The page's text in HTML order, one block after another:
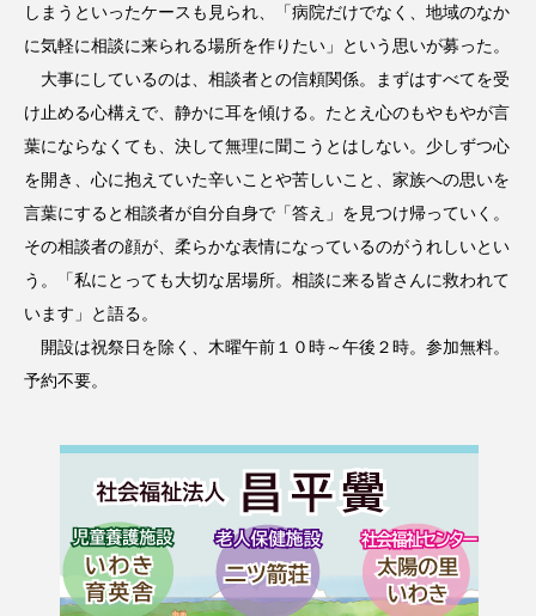
しまうといったケースも見られ、「病院だけでなく、地域のなか
に気軽に相談に来られる場所を作りたい」という思いが募った。
大事にしているのは、相談者との信頼関係。まずはすべてを受
け止める心構えで、静かに耳を傾ける。たとえ心のもやもやが言
葉にならなくても、決して無理に聞こうとはしない。少しずつ心
を開き、心に抱えていた辛いことや苦しいこと、家族への思いを
言葉にすると相談者が自分自身で「答え」を見つけ帰っていく。
その相談者の顔が、柔らかな表情になっているのがうれしいとい
う。「私にとっても大切な居場所。相談に来る皆さんに救われて
います」と語る。
開設は祝祭日を除く、木曜午前１０時～午後２時。参加無料。
予約不要。